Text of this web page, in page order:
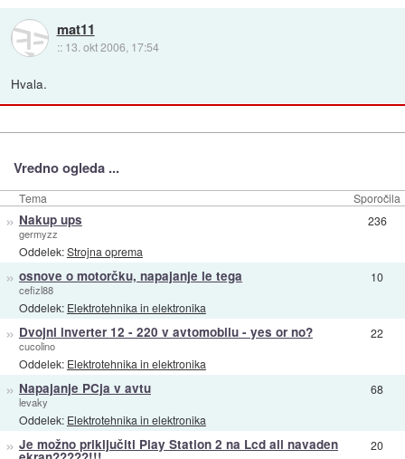
mat11
:: 13. okt 2006, 17:54
Hvala.
Vredno ogleda ...
Tema Sporočila
» Nakup ups
germyzz
Oddelek:Strojna oprema
236
» osnove o motorčku, napajanje le tega
cefizl88
Oddelek: Elektrotehnika in elektronika
10
» Dvojni inverter 12 - 220 v avtomobilu - yes or no?
cucolino
Oddelek: Elektrotehnika in elektronika
22
» Napajanje PCja v avtu
levaky
Oddelek: Elektrotehnika in elektronika
68
» Je možno priključiti Play Station 2 na Lcd ali navaden 20